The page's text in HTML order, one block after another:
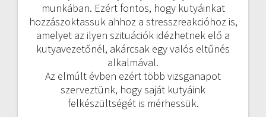
munkában. Ezért fontos, hogy kutyáinkat
hozzászoktassuk ahhoz a stresszreakcióhoz is,
amelyet az ilyen szituációk idézhetnek elő a
kutyavezetőnél, akárcsak egy valós eltűnés
alkalmával.
Az elmúlt évben ezért több vizsganapot
szerveztünk, hogy saját kutyáink
felkészültségét is mérhessük.